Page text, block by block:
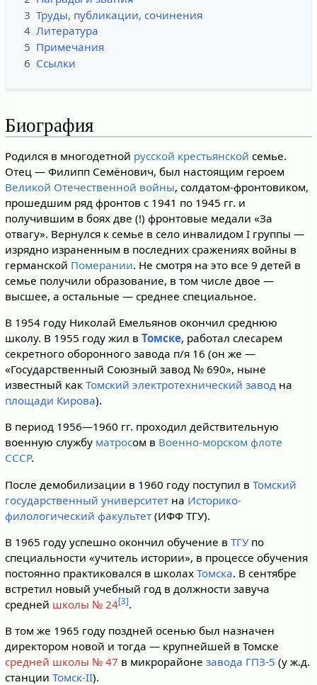
3 Труды, публикации, сочинения
4 Литература
5 Примечания
6 Ссылки
Биография
Родился в многодетной русской крестьянской семье.
Отец — Филипп Семёнович, был настоящим героем
Великой Отечественной войны, солдатом-фронтовиком,
прошедшим ряд фронтов с 1941 по 1945 гг. и
получившим в боях две (!) фронтовые медали «За
отвагу». Вернулся к семье в село инвалидом I группы —
изрядно израненным в последних сражениях войны в
германской Померании. Не смотря на это все 9 детей в
семье получили образование, в том числе двое —
высшее, а остальные — среднее специальное.
В 1954 году Николай Емельянов окончил среднюю
школу. В 1955 году жил в Томске, работал слесарем
секретного оборонного завода п/я 16 (он же —
«Государственный Союзный завод № 690», ныне
известный как Томский электротехнический заводна
площади Кирова).
В период 1956—1960 гг. проходил действительную
военную службу матросом в Военно-морском флоте
СССР.
После демобилизации в 1960 году поступил в Томский
государственный университетна Историко-
филологический факультет(ИФФ ТГУ).
В 1965 году успешно окончил обучение в ТГУпо
специальности «учитель истории», в процессе обучения
постоянно практиковался в школах Томска. В сентябре
встретил новый учебный год в должности завуча
средней школы № 24[3].
В том же 1965 году поздней осенью был назначен
директором новой и тогда — крупнейшей в Томске
средней школы № 47 в микрорайоне завода ГПЗ-5 (у ж.д.
станции Томск-II).